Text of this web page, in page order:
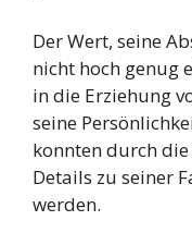
Der Wert, seine
nicht hoch genug
in die Erziehung
seine
konnten durch
Details zu seiner
werden.